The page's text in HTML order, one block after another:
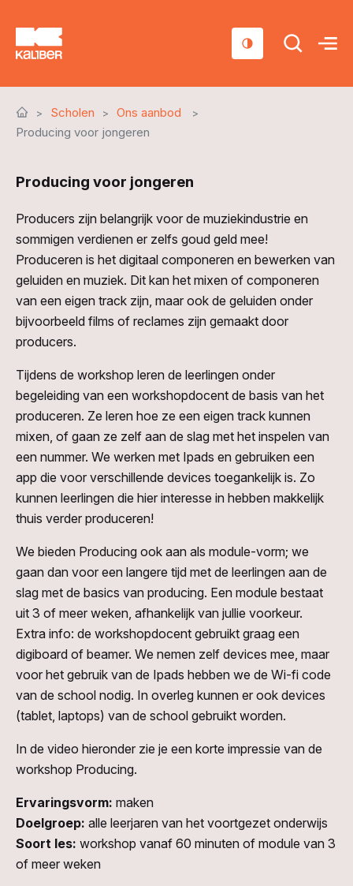
Scholen
Nieuws & Agenda
Contact
Scholen
Ons aanbod
Producing voor jongeren
Producing voor jongeren
Producers zijn belangrijk voor de muziekindustrie en
sommigen verdienen er zelfs goud geld mee!
Produceren is het digitaal componeren en bewerken van
geluiden en muziek. Dit kan het mixen of componeren
van een eigen track zijn, maar ook de geluiden onder
bijvoorbeeld films of reclames zijn gemaakt door
producers.
Tijdens de workshop leren de leerlingen onder
begeleiding van een workshopdocent de basis van het
produceren. Ze leren hoe ze een eigen track kunnen
mixen, of gaan ze zelf aan de slag met het inspelen van
een nummer. We werken met Ipads en gebruiken een
app die voor verschillende devices toegankelijk is. Zo
kunnen leerlingen die hier interesse in hebben makkelijk
thuis verder produceren!
We bieden Producing ook aan als module-vorm; we
gaan dan voor een langere tijd met de leerlingen aan de
slag met de basics van producing. Een module bestaat
uit 3 of meer weken, afhankelijk van jullie voorkeur.
Extra info: de workshopdocent gebruikt graag een
digiboard of beamer. We nemen zelf devices mee, maar
voor het gebruik van de Ipads hebben we de Wi-fi code
van de school nodig. In overleg kunnen er ook devices
(tablet, laptops) van de school gebruikt worden.
In de video hieronder zie je een korte impressie van de
workshop Producing.
Ervaringsvorm: maken
Doelgroep: alle leerjaren van het voortgezet onderwijs
Soort les: workshop vanaf 60 minuten of module van 3
of meer weken